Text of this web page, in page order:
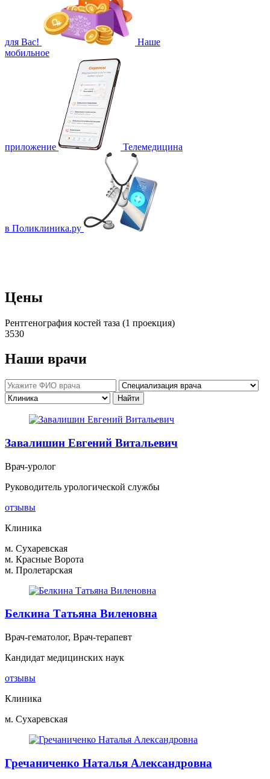
для Вас!
Наше
мобильное
приложение Телемедицина
в Поликлиника.ру
Цены
Рентгенография костей таза (1 проекция)
3530
Наши врачи
Завалишин Евгений Витальевич
Врач-уролог
Руководитель урологической службы
отзывы
Клиника
м. Сухаревская
м. Красные Ворота
м. Пролетарская
Белкина Татьяна Виленовна
Врач-гематолог, Врач-терапевт
Кандидат медицинских наук
отзывы
Клиника
м. Сухаревская
Гречаниченко Наталья Александровна